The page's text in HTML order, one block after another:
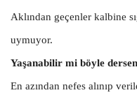
Aklından geçenler kalbine
uymuyor.
Yaşanabilir mi böyle
En azından nefes alınıp